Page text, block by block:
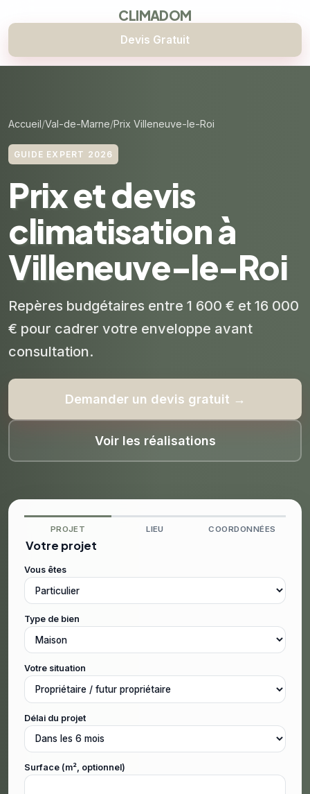
CLIMADOM
Devis Gratuit
Accueil Val-de-Marne Prix Villeneuve-le-Roi
GUIDE EXPERT 2026
Prix et devis
climatisation à
Villeneuve-le-Roi
Repères budgétaires entre 1 600 € et 16 000
€ pour cadrer votre enveloppe avant
consultation.
Demander un devis gratuit →
Voir les réalisations
PROJET LIEU COORDONNÉES
Votre projet
Vous êtes
Type de bien
Votre situation
Délai du projet
Surface (m², optionnel)